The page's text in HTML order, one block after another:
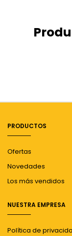
PRODUCTOS
Ofertas
Novedades
Los más vendidos
NUESTRA EMPRESA
Política de